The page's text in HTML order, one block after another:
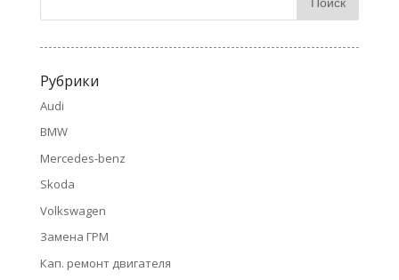
Рубрики
Audi
BMW
Mercedes-benz
Skoda
Volkswagen
Замена ГРМ
Кап. ремонт двигателя